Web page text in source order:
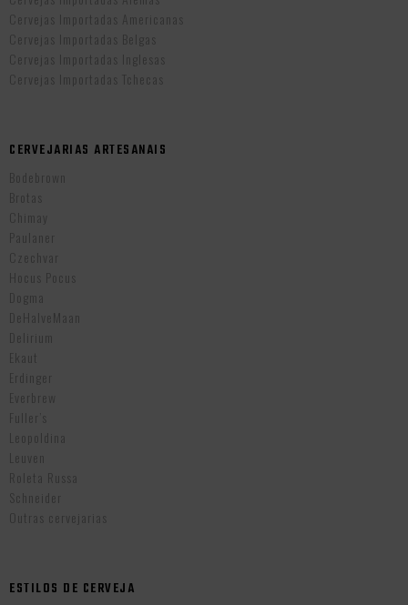
Cervejas Importadas Americanas
Cervejas Importadas Belgas
Cervejas Importadas Inglesas
Cervejas Importadas Tchecas
CERVEJARIAS ARTESANAIS
Bodebrown
Brotas
Chimay
Paulaner
Czechvar
Hocus Pocus
Dogma
DeHalveMaan
Delirium
Ekaut
Erdinger
Everbrew
Fuller’s
Leopoldina
Leuven
Roleta Russa
Schneider
Outras cervejarias
ESTILOS DE CERVEJA